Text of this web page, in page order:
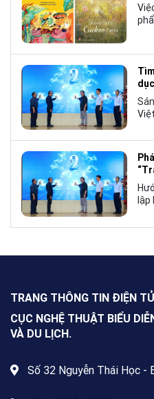
tế,
tỏa
dục
nơi
TRANG THÔNG TIN ĐIỆN
CỤC NGHỆ THUẬT BIỂU
VÀ DU LỊCH.
Số 32 Nguyễn Thái Học -